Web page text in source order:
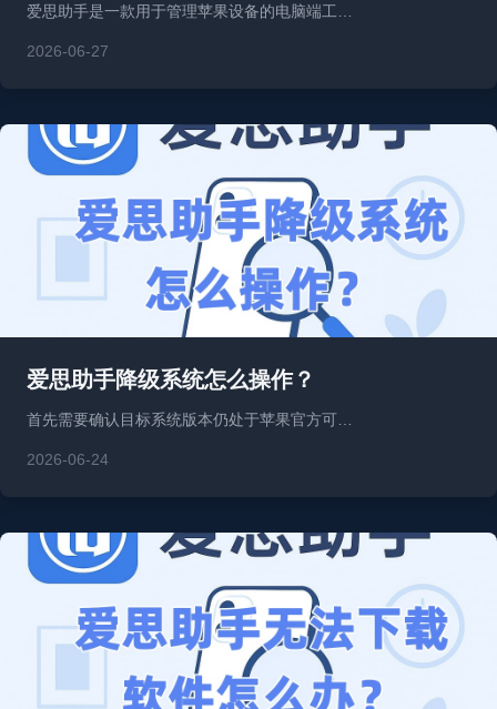
爱思助手是一款用于管理苹果设备的电脑端工…
2026-06-27
爱思助手降级系统怎么操作？
首先需要确认目标系统版本仍处于苹果官方可…
2026-06-24